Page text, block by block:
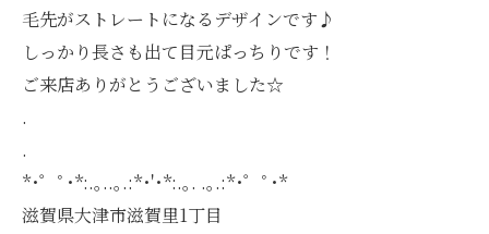
毛先がストレートになるデザインです♪
しっかり長さも出て目元ぱっちりです！
ご来店ありがとうございました☆
.
.
*･゜ﾟ･*:.｡..｡.:*･'･*:.｡. .｡.:*･゜ﾟ･*
滋賀県大津市滋賀里1丁目